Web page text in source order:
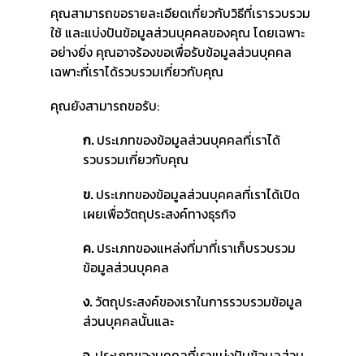
คุณสามารถขอรายละเอียดเกี่ยวกับวิธีที่เรารวบรวม
ใช้ และแบ่งปันข้อมูลส่วนบุคคลของคุณ โดยเฉพาะ
อย่างยิ่ง คุณอาจร้องขอเพื่อรับข้อมูลส่วนบุคคล
เฉพาะที่เราได้รวบรวมเกี่ยวกับคุณ
คุณยังสามารถขอรับ:
ก.ประเภทของข้อมูลส่วนบุคคลที่เราได้
รวบรวมเกี่ยวกับคุณ
ข.ประเภทของข้อมูลส่วนบุคคลที่เราได้เปิด
เผยเพื่อวัตถุประสงค์ทางธุรกิจ
ค.ประเภทของแหล่งที่มาที่เราเก็บรวบรวม
ข้อมูลส่วนบุคคล
ง.วัตถุประสงค์ของเราในการรวบรวมข้อมูล
ส่วนบุคคลนั้นและ